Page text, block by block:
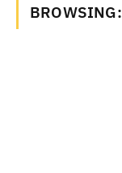
BROWSING: